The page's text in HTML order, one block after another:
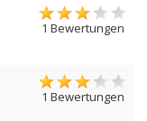
1 Bewertungen
1 Bewertungen